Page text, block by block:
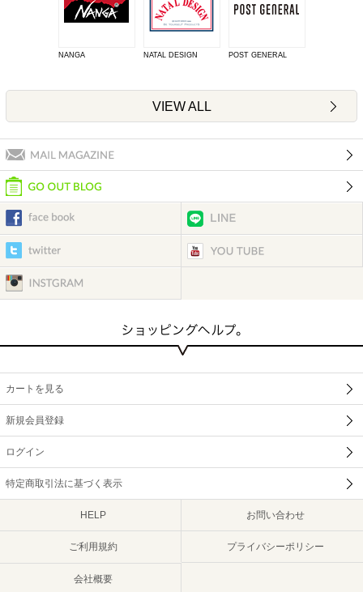
NANGA NATAL DESIGN POST GENERAL
VIEW ALL
カートを見る
新規会員登録
ログイン
特定商取引法に基づく表示
HELP お問い合わせ
ご利用規約 プライバシーポリシー
会社概要